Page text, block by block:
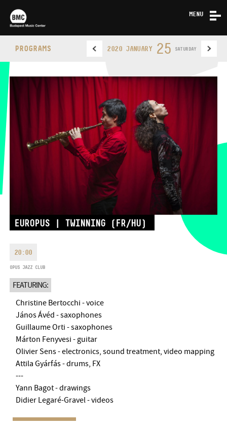
MENU
CONTACT
BUDAPEST MUSIC CENTER
info@bmc.hu
TICKET OFFICE
OPENING HOURS
OPUS JAZZ CLUB
PROGRAMS 2020 JANUARY 25 SATURDAY
EUROPUS | TWINNING (FR/HU)
20:00
OPUS JAZZ CLUB
FEATURING:
Christine Bertocchi - voice
János Ávéd - saxophones
Guillaume Orti - saxophones
Márton Fenyvesi - guitar
Olivier Sens - electronics, sound treatment, video mapping
Attila Gyárfás - drums, FX
---
Yann Bagot - drawings
Didier Legaré-Gravel - videos